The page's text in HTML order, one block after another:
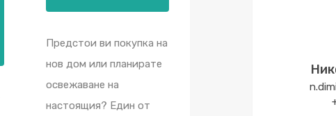
Предстои ви покупка на
нов дом или планирате
освежаване на
настоящия? Един от